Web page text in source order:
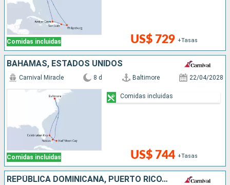
Comidas incluidas US$ 729 +Tasas
BAHAMAS, ESTADOS UNIDOS
Comidas incluidas
Carnival Miracle 8 d Baltimore 22/04/2028
US$ 744 +Tasas
Comidas incluidas
REPÚBLICA DOMINICANA, PUERTO RICO, ESTADOS UNIDOS